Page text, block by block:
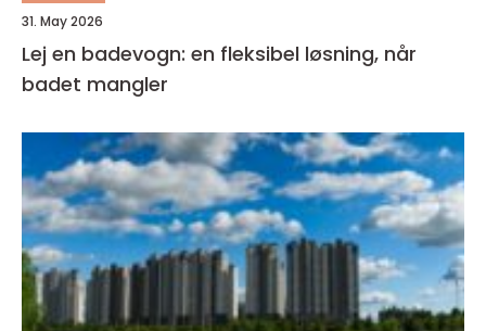
31. May 2026
Lej en badevogn: en fleksibel løsning, når
badet mangler